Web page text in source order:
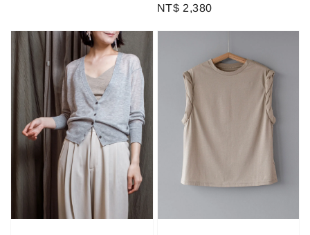
Regular
NT$ 2,380